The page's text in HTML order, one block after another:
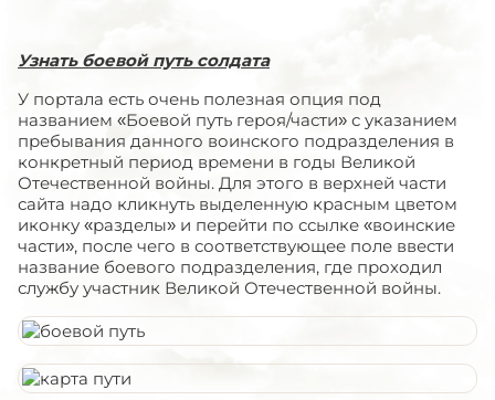
Узнать боевой путь солдата
У портала есть очень полезная опция под
названием «Боевой путь героя/части» с указанием
пребывания данного воинского подразделения в
конкретный период времени в годы Великой
Отечественной войны. Для этого в верхней части
сайта надо кликнуть выделенную красным цветом
иконку «разделы» и перейти по ссылке «воинские
части», после чего в соответствующее поле ввести
название боевого подразделения, где проходил
службу участник Великой Отечественной войны.